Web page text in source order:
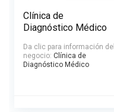
Clínica de
Diagnóstico Médico
Da clic para información del
negocio: Clínica de
Diagnóstico Médico